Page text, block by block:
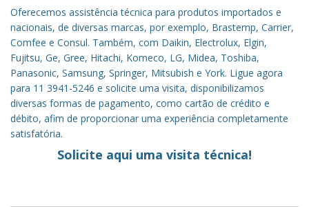
Oferecemos assistência técnica para produtos importados e
nacionais, de diversas marcas, por exemplo, Brastemp, Carrier,
Comfee e Consul. Também, com Daikin, Electrolux, Elgin,
Fujitsu, Ge, Gree, Hitachi, Komeco, LG, Midea, Toshiba,
Panasonic, Samsung, Springer, Mitsubish e York. Ligue agora
para 11 3941-5246 e solicite uma visita, disponibilizamos
diversas formas de pagamento, como cartão de crédito e
débito, afim de proporcionar uma experiência completamente
satisfatória.
Solicite aqui uma visita técnica!